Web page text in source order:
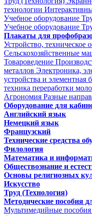
технологии
Учебное оборудование
Учебное оборудование
Плакаты для
Устройство, техническое
Сельскохозяйственные
Товароведение
металлов Электроника,
устройства и элементная
техника переработки
Агрономия Разные
Оборудование для
Английский язык
Немецкий язык
Французский
Технические средства
Филология
Математика и
Обществознание и
Основы религиозных
Искусство
Труд (Технология)
Методические пособия
Мультимедийные